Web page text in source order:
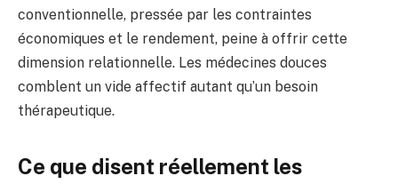
conventionnelle, pressée par les contraintes
économiques et le rendement, peine à offrir cette
dimension relationnelle. Les médecines douces
comblent un vide affectif autant qu’un besoin
thérapeutique.
Ce que disent réellement les